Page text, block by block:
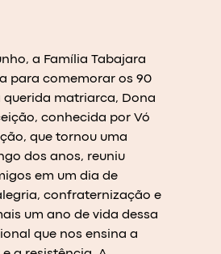
a Família Tabajara
para comemorar os 90
querida matriarca, Dona
conhecida por Vó
que tornou uma
dos anos, reuniu
em um dia de
confraternização e
um ano de vida dessa
que nos ensina a